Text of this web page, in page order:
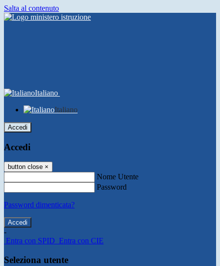
Salta al contenuto
Italiano
Italiano
Accedi
Accedi
button close ×
Nome Utente
Password
Password dimenticata?
-
Entra con SPID Entra con CIE
Seleziona utente